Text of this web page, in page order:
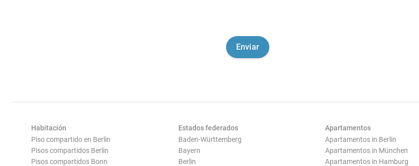
Habitación
Piso compartido en Berlin
Pisos compartidos Berlin
Pisos compartidos Bonn
Estados federados
Baden-Württemberg
Bayern
Berlin
Apartamentos
Apartamentos in Berlin
Apartamentos in München
Apartamentos in Hamburg